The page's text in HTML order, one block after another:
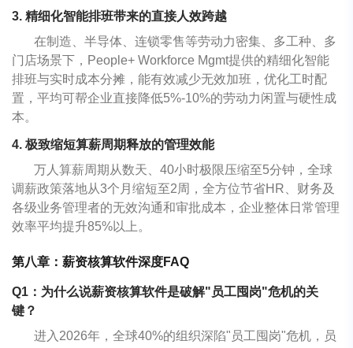
3. 精细化智能排班带来的直接人效跨越
在制造、半导体、连锁零售等劳动力密集、多工种、多
门店场景下，People+ Workforce Mgmt提供的精细化智能
排班与实时成本分摊，能有效减少无效加班，优化工时配
置，平均可帮企业直接降低5%-10%的劳动力闲置与硬性成
本。
4. 极致缩短算薪周期释放的管理效能
万人算薪周期从数天、40小时极限压缩至5分钟，全球
调薪政策落地从3个月缩短至2周，全方位节省HR、财务及
各级业务管理者的无效沟通和审批成本，企业整体日常管理
效率平均提升85%以上。
第八章： 薪资核算软件深度FAQ
Q1：为什么说薪资核算软件是破解"员工囤岗"危机的关
键？
进入2026年，全球40%的组织深陷"员工囤岗"危机，员